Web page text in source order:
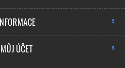
MŮJ ÚČET